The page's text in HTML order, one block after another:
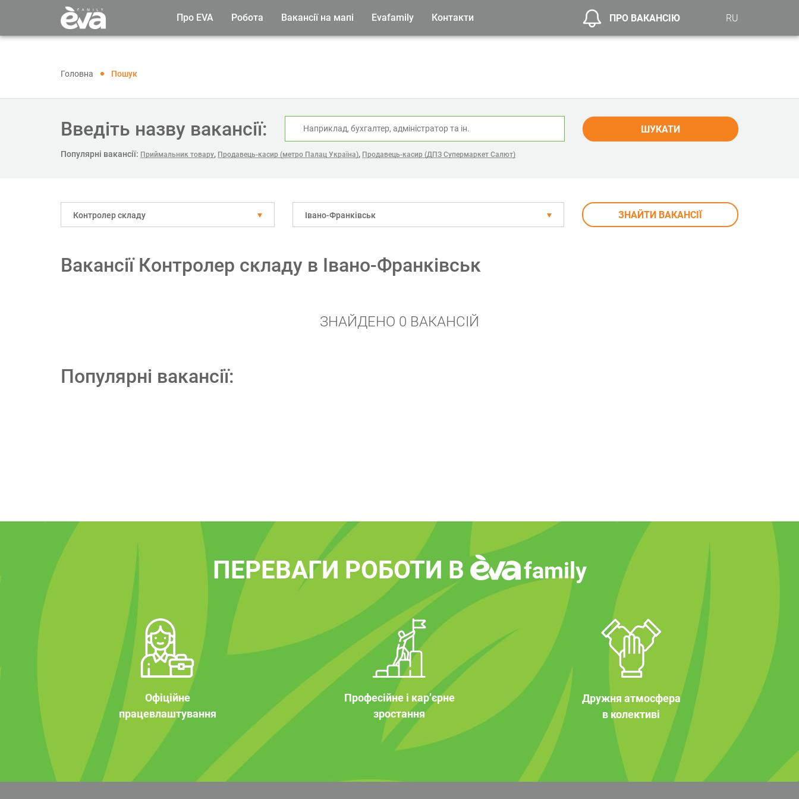
Про EVA Робота Вакансії на мапі Evafamily Контакти ПРО ВАКАНСІЮ RU
Головна Пошук
Введіть назву вакансії: ШУКАТИ
Популярні вакансії: Приймальник товару, Продавець-касир (метро Палац Україна), Продавець-касир (ДПЗ Супермаркет Салют)
Контролер складу Івано-Франківськ ЗНАЙТИ ВАКАНСІЇ
Вакансії Контролер складу в Івано-Франківськ
ЗНАЙДЕНО 0 ВАКАНСІЙ
Популярні вакансії:
ПЕРЕВАГИ РОБОТИ В family
Офіційне
працевлаштування
Професійне і кар’єрне
зростання
Дружня атмосфера
в колективі